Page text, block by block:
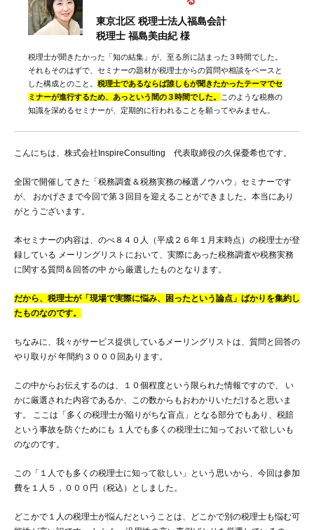
東京北区 税理士法人福島会計
税理士 福島美由紀 様
税理士が聞きたかった「知の結集」が、至る所に詰まった３時間でした。
それもそのはずで、セミナーの題材が税理士からの質問や相談をベースと
した構成とのこと。 税理士であるならば誰しもが聞きたかったテーマでセ
ミナーが進行するため、あっという間の３時間でした。
このような税務の
知識を深めるセミナーが、定期的に行われることを願ってやみません。
こんにちは、株式会社InspireConsulting 代表取締役の久保憂希也です。
全国で開催してきた「税務調査＆税務実務の極選ノウハウ」セミナーです
が、 おかげさまで今回で第３回目を迎えることができました。本当にあり
がとうございます。
本セミナーの内容は、のべ８４０人（平成２６年１月末時点）の税理士が登
録している メーリングリストにおいて、実際にあった税務調査や税務実務
に関する質問＆回答の中 から厳選したものとなります。
だから、税理士が「現場で実際に悩み、困ったという論点」ばかりを集約し
たものなのです。
ちなみに、我々がサービス提供しているメーリングリストは、質問と回答の
やり取りが 年間約３０００回あります。
この中からお伝えするのは、１０個程度という限られた情報ですので、 い
かに厳選された内容であるか、この数からもおわかりいただけると思いま
す。 ここは「多くの税理士が陥りがちな盲点」となる部分でもあり、税賠
という事故を防ぐためにも １人でも多くの税理士に知っておいて欲しいも
のなのです。
この「１人でも多くの税理士に知って欲しい」という思いから、今回は参加
費を１人５，０００円（税込）としました。
どこかで１人の税理士が悩んだということは、どこかで別の税理士も悩む可